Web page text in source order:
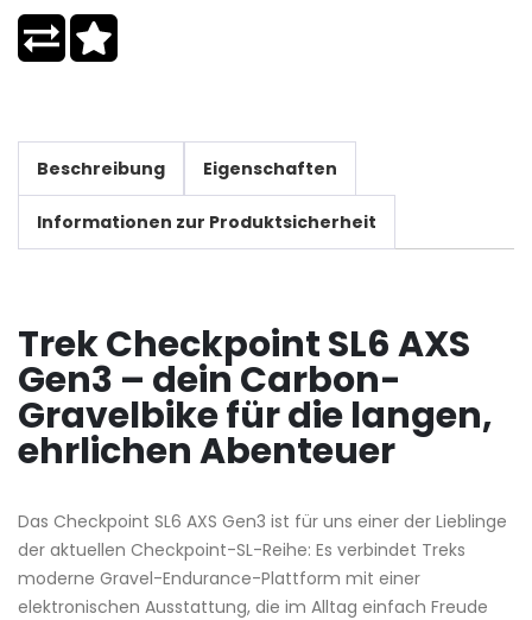
Beschreibung Eigenschaften
Informationen zur Produktsicherheit
Trek Checkpoint SL6 AXS
Gen3 – dein Carbon-
Gravelbike für die langen,
ehrlichen Abenteuer
Das Checkpoint SL6 AXS Gen3 ist für uns einer der Lieblinge
der aktuellen Checkpoint-SL-Reihe: Es verbindet Treks
moderne Gravel-Endurance-Plattform mit einer
elektronischen Ausstattung, die im Alltag einfach Freude